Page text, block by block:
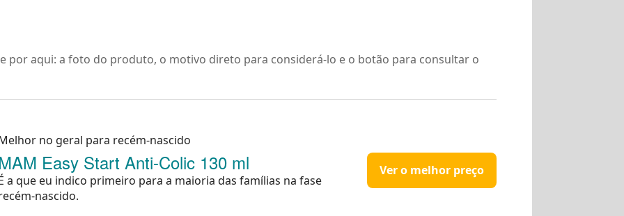
por aqui: a foto do produto, o motivo direto para considerá-lo e o botão para consultar o
no geral para recém-nascido
Easy Start Anti-Colic 130 ml
a que eu indico primeiro para a maioria das famílias na fase
nascido.
Ver o melhor preço